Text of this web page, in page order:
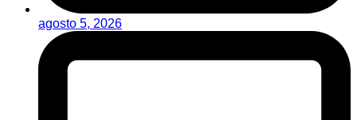
agosto 5, 2026